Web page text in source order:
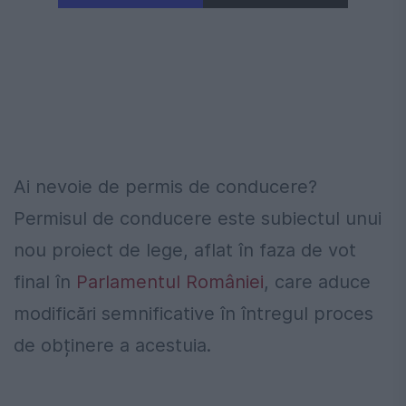
Ai nevoie de permis de conducere?
Permisul de conducere este subiectul unui
nou proiect de lege, aflat în faza de vot
final în Parlamentul României, care aduce
modificări semnificative în întregul proces
de obținere a acestuia.